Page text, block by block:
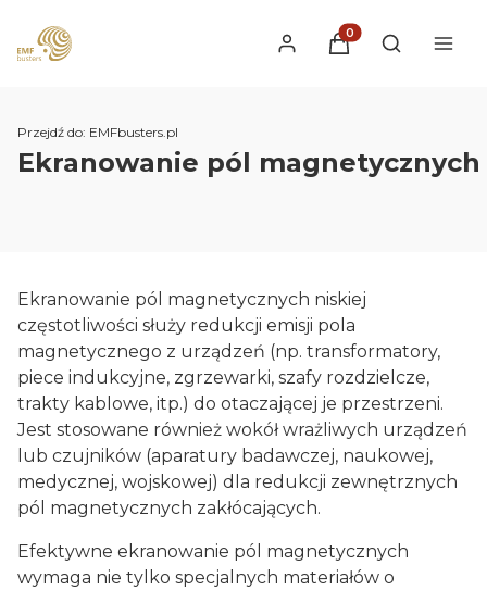
Produkty w
Otwórz
Przejdź do: EMFbusters.pl
Ekranowanie pól magnetycznych
Ekranowanie pól magnetycznych niskiej
częstotliwości służy redukcji emisji pola
magnetycznego z urządzeń (np. transformatory,
piece indukcyjne, zgrzewarki, szafy rozdzielcze,
trakty kablowe, itp.) do otaczającej je przestrzeni.
Jest stosowane również wokół wrażliwych urządzeń
lub czujników (aparatury badawczej, naukowej,
medycznej, wojskowej) dla redukcji zewnętrznych
pól magnetycznych zakłócających.
Efektywne ekranowanie pól magnetycznych
wymaga nie tylko specjalnych materiałów o